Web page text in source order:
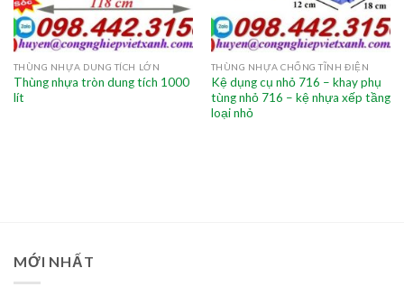
THÙNG NHỰA DUNG TÍCH LỚN
Thùng nhựa tròn dung tích 1000
lít
THÙNG NHỰA CHỐNG TĨNH ĐIỆN
Kệ dụng cụ nhỏ 716 – khay phụ
tùng nhỏ 716 – kệ nhựa xếp tầng
loại nhỏ
MỚI NHẤT